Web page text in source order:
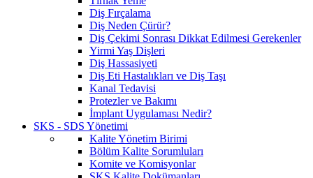
Diş Fırçalama
Diş Neden Çürür?
Diş Çekimi Sonrası Dikkat Edilmesi Gerekenler
Yirmi Yaş Dişleri
Diş Hassasiyeti
Diş Eti Hastalıkları ve Diş Taşı
Kanal Tedavisi
Protezler ve Bakımı
İmplant Uygulaması Nedir?
SKS - SDS Yönetimi
Kalite Yönetim Birimi
Bölüm Kalite Sorumluları
Komite ve Komisyonlar